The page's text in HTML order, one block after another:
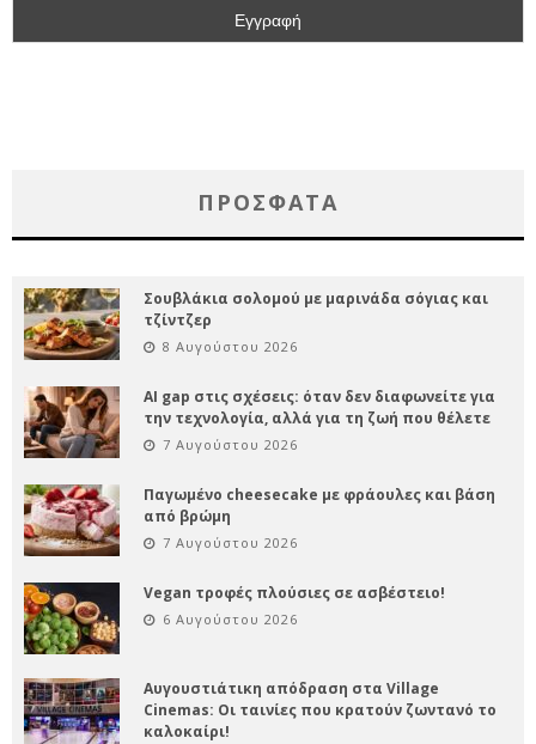
ΠΡΌΣΦΑΤΑ
Σουβλάκια σολομού με μαρινάδα σόγιας και
τζίντζερ
8 Αυγούστου 2026
AI gap στις σχέσεις: όταν δεν διαφωνείτε για
την τεχνολογία, αλλά για τη ζωή που θέλετε
7 Αυγούστου 2026
Παγωμένο cheesecake με φράουλες και βάση
από βρώμη
7 Αυγούστου 2026
Vegan τροφές πλούσιες σε ασβέστειο!
6 Αυγούστου 2026
Αυγουστιάτικη απόδραση στα Village
Cinemas: Οι ταινίες που κρατούν ζωντανό το
καλοκαίρι!